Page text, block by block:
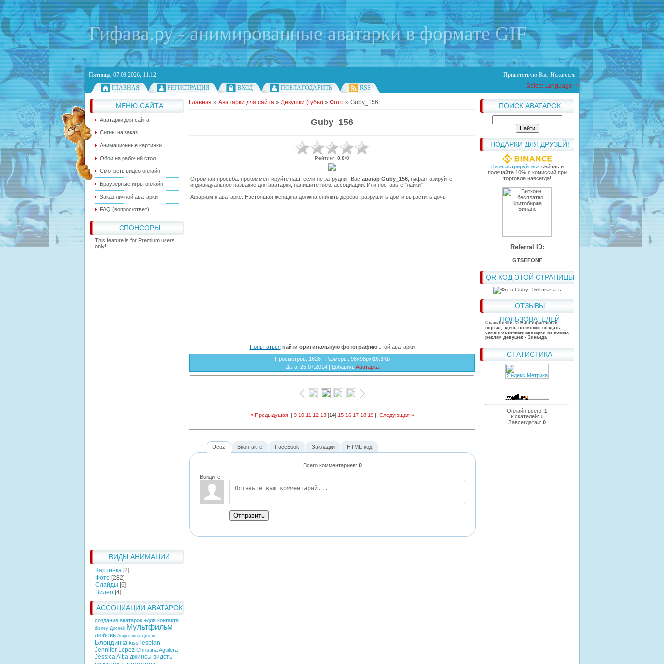
Гифава.ру - анимированные аватарки в формате GIF
Пятница, 07.08.2026, 11:12 Приветствую Вас, Искатель
ГЛАВНАЯ
РЕГИСТРАЦИЯ ВХОД ПОБЛАГОДАРИТЬ RSS Select Language ▼
МЕНЮ САЙТА
Аватарки для сайта
Сигны на заказ
Анимационные картинки
Обои на рабочий стол
Смотреть видео онлайн
Браузерные игры онлайн
Заказ личной аватарки
FAQ (вопрос/ответ)
СПОНСОРЫ
This feature is for Premium users
only!
ВИДЫ АНИМАЦИИ
Картинка [2]
Фото [282]
Слайды [6]
Видео [4]
АССОЦИАЦИИ АВАТАРОК
создание аватарок +для контакта
disney Дисней Мультфильм
любовь Анджелина Джоли
Блондинка kiss lesbian
Jennifer Lopez Christina Aguilera
Jessica Alba джинсы видеть
ПОИСК АВАТАРОК
ПОДАРКИ ДЛЯ ДРУЗЕЙ!
Зарегистрируйтесьсейчас и
получайте 10% с комиссий при
торговле навсегда!
Referral ID:
GTSEFONF
QR-КОД ЭТОЙ СТРАНИЦЫ
ОТЗЫВЫ
ПОЛЬЗОВАТЕЛЕЙ
Спасибочки за Ваш офигенный
портал, здесь возможно создать
самые отличные аватарки из новых
реклам девушек - Зинаида
СТАТИСТИКА
Онлайн всего: 1
Искателей: 1
Завсегдатаи: 0
Главная » Аватарки для сайта » Девушки (губы) » Фото » Guby_156
Guby_156
Рейтинг: 0.0/0
Огромная просьба: прокомментируйте наш, если не затруднит Вас аватар Guby_156 , нафантазируйте
индивидуальное название для аватарки, напишите ниже ассоциации. Или поставьте "лайки"
Афаризм к аватарке: Настоящая женщина должна спилить дерево, разрушить дом и вырастить дочь
Попытаться найти оригинальную фотографиюэтой аватарки
Просмотров: 1626 | Размеры: 98x98px/16.3Kb
Дата: 25.07.2014 | Добавил: Аватарка
« Предыдущая| 9 10 11 12 13[14] 15 16 17 18 19| Следующая »
Ucoz
Всего комментариев: 0
Войдите:
Отправить
Вконтакте FaceBook Закладки HTML-код